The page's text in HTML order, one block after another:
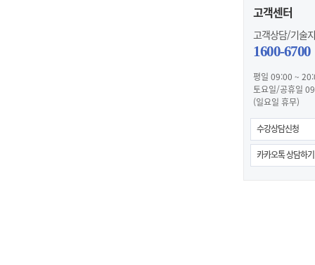
고객센터
고객상담/기술
1600-6700
평일 09:00 ~
토요일/공휴일
(일요일 휴무)
수강상담신청
카카오톡 상담하기